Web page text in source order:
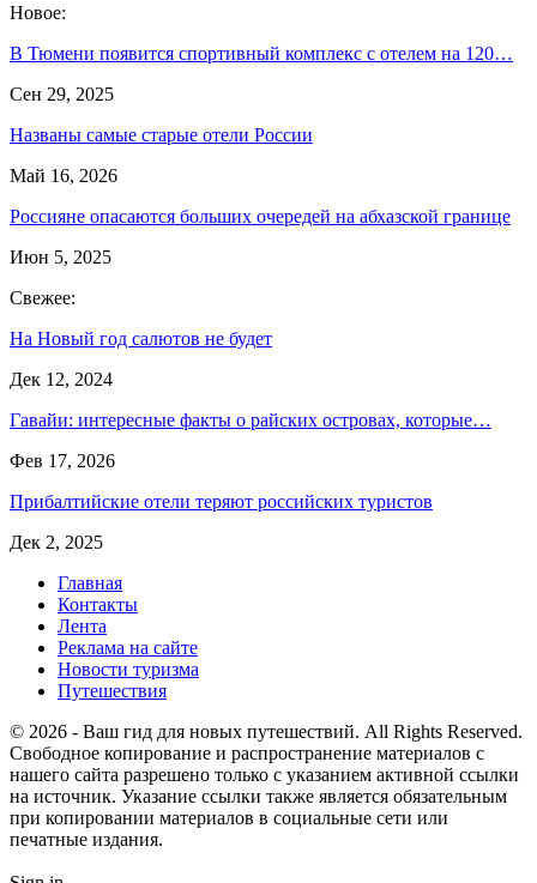
Новое:
В Тюмени появится спортивный комплекс с отелем на 120…
Сен 29, 2025
Названы самые старые отели России
Май 16, 2026
Россияне опасаются больших очередей на абхазской границе
Июн 5, 2025
Свежее:
На Новый год салютов не будет
Дек 12, 2024
Гавайи: интересные факты о райских островах, которые…
Фев 17, 2026
Прибалтийские отели теряют российских туристов
Дек 2, 2025
Главная
Контакты
Лента
Реклама на сайте
Новости туризма
Путешествия
© 2026 - Ваш гид для новых путешествий. All Rights Reserved.
Свободное копирование и распространение материалов с
нашего сайта разрешено только с указанием активной ссылки
на источник. Указание ссылки также является обязательным
при копировании материалов в социальные сети или
печатные издания.